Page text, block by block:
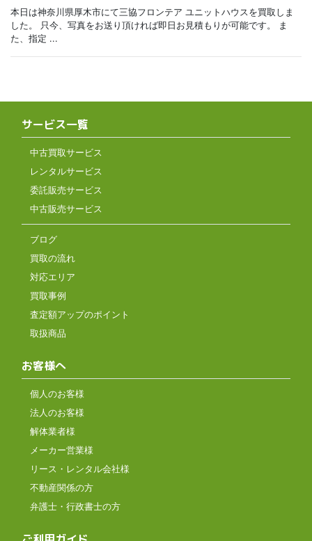
本日は神奈川県厚木市にて三協フロンテア ユニットハウスを買取しま
した。 只今、写真をお送り頂ければ即日お見積もりが可能です。 ま
た、指定 ...
サービス一覧
中古買取サービス
レンタルサービス
委託販売サービス
中古販売サービス
ブログ
買取の流れ
対応エリア
買取事例
査定額アップのポイント
取扱商品
お客様へ
個人のお客様
法人のお客様
解体業者様
メーカー営業様
リース・レンタル会社様
不動産関係の方
弁護士・行政書士の方